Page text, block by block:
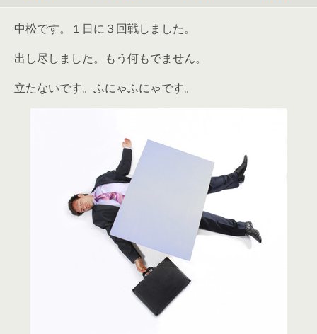
中松です。１日に３回戦しました。
出し尽しました。もう何もでません。
立たないです。ふにゃふにゃです。